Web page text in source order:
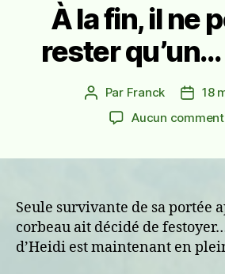
À la fin, il ne
rester
Auteur
l’article
Par Franck
Date
18
Aucun
Seule survivante de sa portée
corbeau ait décidé de
d’Heidi est maintenant en